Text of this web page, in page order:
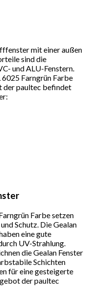
mit einer außen
sind die
und ALU-Fenstern.
Farngrün Farbe
der paultec befindet
Farbe setzen
Schutz. Die Gealan
eine gute
UV-Strahlung.
die Gealan Fenster
Schichten
für eine gesteigerte
der paultec